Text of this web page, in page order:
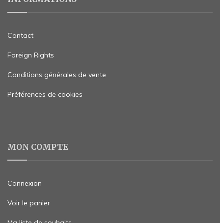
Contact
Foreign Rights
Conditions générales de vente
Préférences de cookies
MON COMPTE
Connexion
Voir le panier